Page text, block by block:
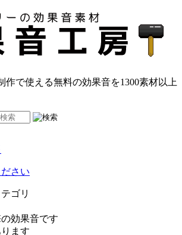
作で使える無料の効果音を1300素材以上
さい
ゴリ
効果音です
ます